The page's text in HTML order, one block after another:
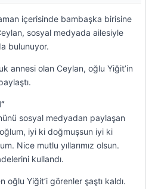
içerisinde bambaşka birisine
sosyal medyada ailesiyle
bulunuyor.
annesi olan Ceylan, oğlu Yiğit’in
sosyal medyadan paylaşan
oğlum, iyi ki doğmuşsun iyi ki
Nice mutlu yıllarımız olsun.
kullandı.
oğlu Yiğit’i görenler şaştı kaldı.